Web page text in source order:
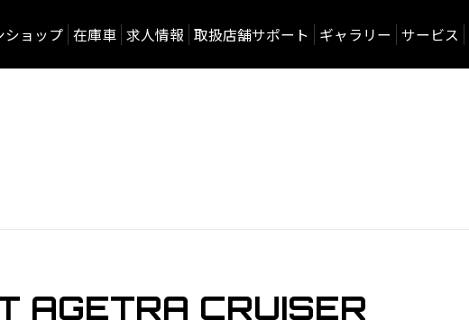
ショップ 在庫車 求人情報 取扱店舗サポート ギャラリー サービス
AGETRA CRUISER